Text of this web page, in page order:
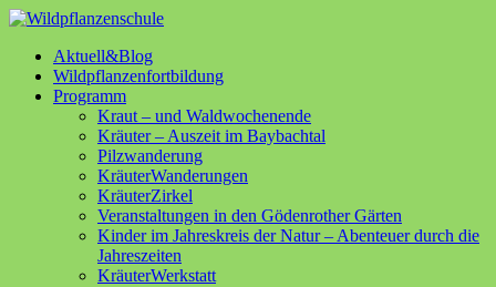
Aktuell&Blog
Wildpflanzenfortbildung
Programm
Kraut – und Waldwochenende
Kräuter – Auszeit im Baybachtal
Pilzwanderung
KräuterWanderungen
KräuterZirkel
Veranstaltungen in den Gödenrother Gärten
Kinder im Jahreskreis der Natur – Abenteuer durch die
Jahreszeiten
KräuterWerkstatt